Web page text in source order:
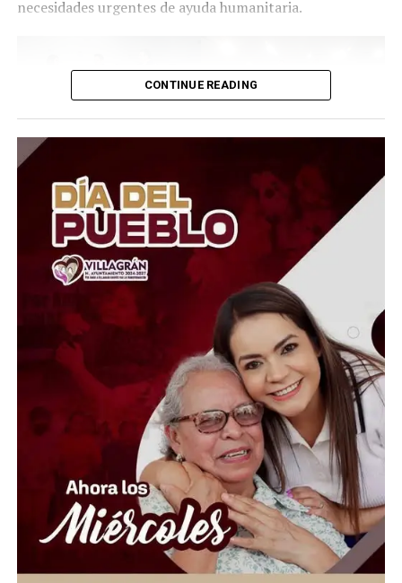
necesidades urgentes de ayuda humanitaria.
El Presidente del Consejo Consultivo del Sistema DIF
Estatal Guanajuato, Juan Carlos Montesinos Carranza,
señaló que esta iniciativa busca brindar apoyo solidario y
oportuno a quienes atraviesan momentos difíciles, por
lo que convocó a la ciudadanía, al sector empresarial,
asociaciones civiles, grupos voluntarios y sociedad en
general, a sumarse a esta causa mediante la donación de
insumos esenciales.
“Hoy más que nunca es momento de demostrar que la
solidaridad no conoce fronteras. Desde Guanajuato
extendemos la mano a las familias venezolanas que
enfrentan esta emergencia, convencidos de que cada
aportación puede hacer la diferencia en la vida de
quienes más lo necesitan”, expresó.
Ante esta situación de emergencia humanitaria, el
Gobierno de la Gente, a través del Voluntariado de la
Gente, habilitó centros de acopio del 1 al 10 de julio en
el Parque Guanajuato Bicentenario, las oficinas del
CONTINUE READING